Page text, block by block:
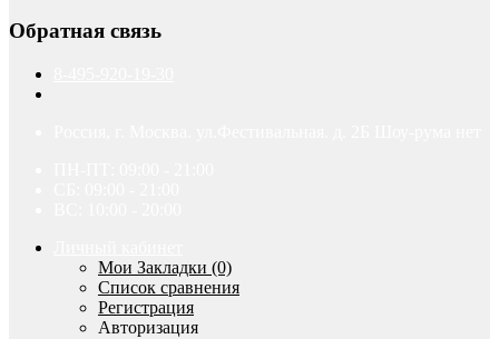
Обратная связь
Мои Закладки (0)
Список сравнения
Регистрация
Авторизация